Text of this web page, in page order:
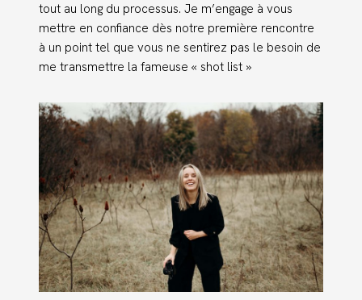
tout au long du processus. Je m’engage à vous
mettre en confiance dès notre première rencontre
à un point tel que vous ne sentirez pas le besoin de
me transmettre la fameuse « shot list »